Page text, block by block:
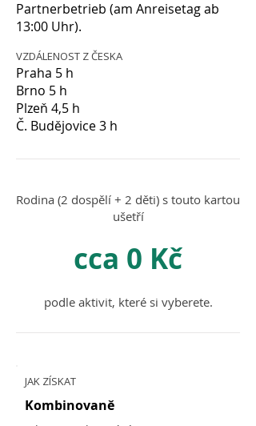
Partnerbetrieb (am Anreisetag ab
13:00 Uhr).
VZDÁLENOST Z ČESKA
Praha 5 h
Brno 5 h
Plzeň 4,5 h
Č. Budějovice 3 h
Rodina (2 dospělí + 2 děti) s touto kartou
ušetří
cca 0 Kč
podle aktivit, které si vyberete.
JAK ZÍSKAT
Kombinovaně